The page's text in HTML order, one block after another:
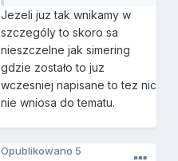
Jezeli juz tak wnikamy w
szczególy to skoro sa
nieszczelne jak simering
gdzie zostało to juz
wczesniej napisane to tez nic
nie wniosa do tematu.
Opublikowano 5